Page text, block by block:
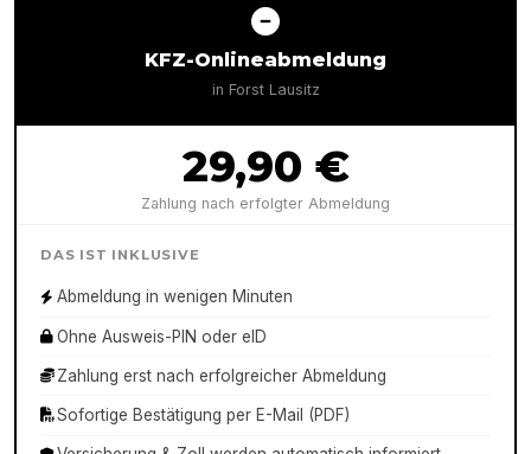
KFZ-Onlineabmeldung
in Forst Lausitz
29,90 €
Zahlung nach erfolgter Abmeldung
DAS IST INKLUSIVE
Abmeldung in wenigen Minuten
Ohne Ausweis-PIN oder eID
Zahlung erst nach erfolgreicher Abmeldung
Sofortige Bestätigung per E-Mail (PDF)